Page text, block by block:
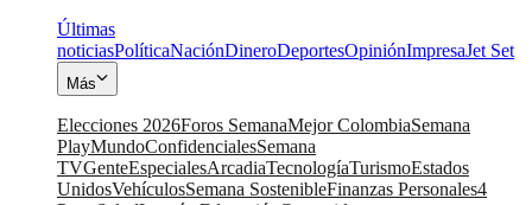
Últimas
noticiasPolíticaNaciónDineroDeportesOpiniónImpresaJet Set
Más
Elecciones 2026Foros SemanaMejor ColombiaSemana
PlayMundoConfidencialesSemana
TVGenteEspecialesArcadiaTecnologíaTurismoEstados
UnidosVehículosSemana SostenibleFinanzas Personales4